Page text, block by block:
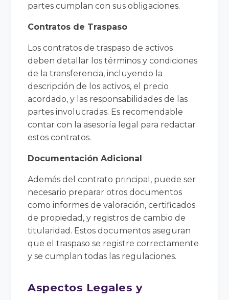
partes cumplan con sus obligaciones.
Contratos de Traspaso
Los contratos de traspaso de activos
deben detallar los términos y condiciones
de la transferencia, incluyendo la
descripción de los activos, el precio
acordado, y las responsabilidades de las
partes involucradas. Es recomendable
contar con la asesoría legal para redactar
estos contratos.
Documentación Adicional
Además del contrato principal, puede ser
necesario preparar otros documentos
como informes de valoración, certificados
de propiedad, y registros de cambio de
titularidad. Estos documentos aseguran
que el traspaso se registre correctamente
y se cumplan todas las regulaciones.
Aspectos Legales y